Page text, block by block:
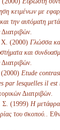
κειμένων με
την αυτόματη
Χ. (2000) Γλώσσα
και
Etude
par lesquelles il est
Διατριβών.
Σ. (1999) Η
του σκοπού.
.